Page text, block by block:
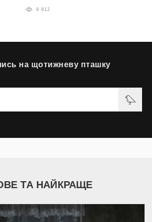
9 912
на щотижневу пташку
ТА НАЙКРАЩЕ